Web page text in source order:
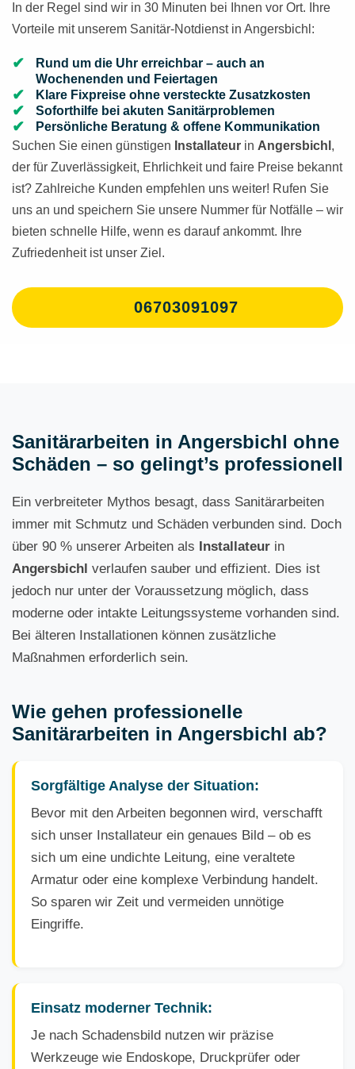
In der Regel sind wir in 30 Minuten bei Ihnen vor Ort. Ihre
Vorteile mit unserem Sanitär-Notdienst in Angersbichl:
Rund um die Uhr erreichbar – auch an
Wochenenden und Feiertagen
Klare Fixpreise ohne versteckte Zusatzkosten
Soforthilfe bei akuten Sanitärproblemen
Persönliche Beratung & offene Kommunikation
Suchen Sie einen günstigen Installateur in Angersbichl ,
der für Zuverlässigkeit, Ehrlichkeit und faire Preise bekannt
ist? Zahlreiche Kunden empfehlen uns weiter! Rufen Sie
uns an und speichern Sie unsere Nummer für Notfälle – wir
bieten schnelle Hilfe, wenn es darauf ankommt. Ihre
Zufriedenheit ist unser Ziel.
06703091097
Sanitärarbeiten in Angersbichl ohne
Schäden – so gelingt’s professionell
Ein verbreiteter Mythos besagt, dass Sanitärarbeiten
immer mit Schmutz und Schäden verbunden sind. Doch
über 90 % unserer Arbeiten als Installateur in
Angersbichl verlaufen sauber und effizient. Dies ist
jedoch nur unter der Voraussetzung möglich, dass
moderne oder intakte Leitungssysteme vorhanden sind.
Bei älteren Installationen können zusätzliche
Maßnahmen erforderlich sein.
Wie gehen professionelle
Sanitärarbeiten in Angersbichl ab?
Sorgfältige Analyse der Situation:
Bevor mit den Arbeiten begonnen wird, verschafft
sich unser Installateur ein genaues Bild – ob es
sich um eine undichte Leitung, eine veraltete
Armatur oder eine komplexe Verbindung handelt.
So sparen wir Zeit und vermeiden unnötige
Eingriffe.
Einsatz moderner Technik:
Je nach Schadensbild nutzen wir präzise
Werkzeuge wie Endoskope, Druckprüfer oder